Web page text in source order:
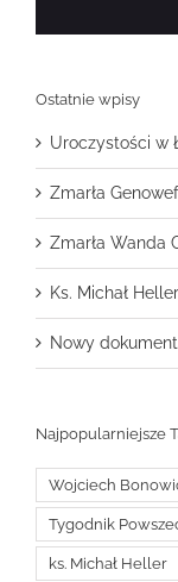
Ostatnie wpisy
Uroczystości w
Zmarła
Zmarła Wanda
Ks. Michał
Nowy
Najpopularniejsze
Wojciech
Tygodnik
ks. Michał Heller